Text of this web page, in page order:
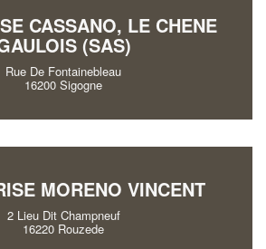
CASSANO, LE CHENE
(SAS)
Rue De Fontainebleau
16200 Sigogne
MORENO VINCENT
2 Lieu Dit Champneuf
16220 Rouzede